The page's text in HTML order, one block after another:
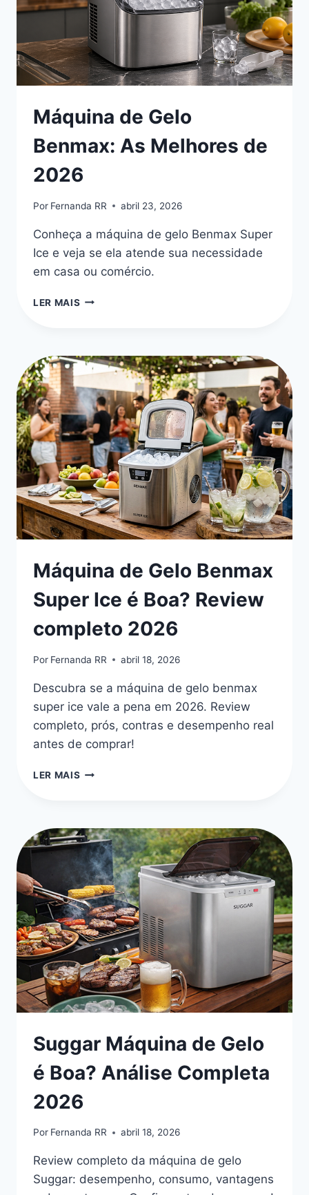
Máquina de Gelo
Benmax: As Melhores de
2026
Por Fernanda RR abril 23, 2026
Conheça a máquina de gelo Benmax Super
Ice e veja se ela atende sua necessidade
em casa ou comércio.
LER MAIS MÁQUINA
AS
MELHORES
DE
2026
Máquina de Gelo Benmax
Super Ice é Boa? Review
completo 2026
Por Fernanda RR abril 18, 2026
Descubra se a máquina de gelo benmax
super ice vale a pena em 2026. Review
completo, prós, contras e desempenho real
antes de comprar!
LER MAIS MÁQUINA
SUPER
ICE
BOA?
REVIEW
COMPLETO
2026
Suggar Máquina de Gelo
é Boa? Análise Completa
2026
Por Fernanda RR abril 18, 2026
Review completo da máquina de gelo
Suggar: desempenho, consumo, vantagens